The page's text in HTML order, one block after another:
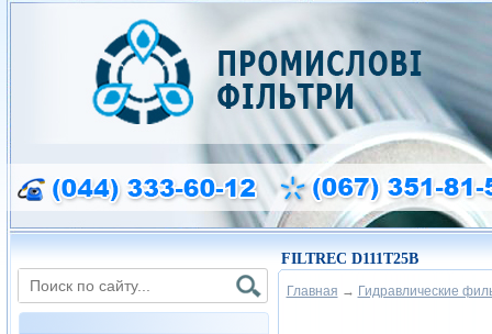
FILTREC D111T25B
Главная → Гидравлические